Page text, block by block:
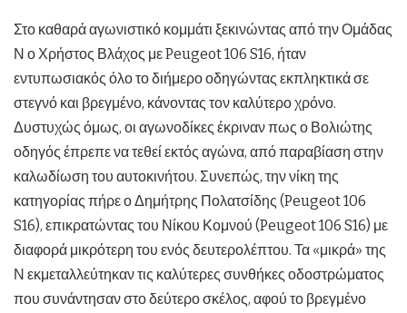
Στο καθαρά αγωνιστικό κομμάτι ξεκινώντας από την Ομάδας
Ν ο Χρήστος Βλάχος με Peugeot 106 S16, ήταν
εντυπωσιακός όλο το διήμερο οδηγώντας εκπληκτικά σε
στεγνό και βρεγμένο, κάνοντας τον καλύτερο χρόνο.
Δυστυχώς όμως, οι αγωνοδίκες έκριναν πως ο Βολιώτης
οδηγός έπρεπε να τεθεί εκτός αγώνα, από παραβίαση στην
καλωδίωση του αυτοκινήτου. Συνεπώς, την νίκη της
κατηγορίας πήρε ο Δημήτρης Πολατσίδης (Peugeot 106
S16), επικρατώντας του Νίκου Κομνού (Peugeot 106 S16) με
διαφορά μικρότερη του ενός δευτερολέπτου. Τα «μικρά» της
Ν εκμεταλλεύτηκαν τις καλύτερες συνθήκες οδοστρώματος
που συνάντησαν στο δεύτερο σκέλος, αφού το βρεγμένο